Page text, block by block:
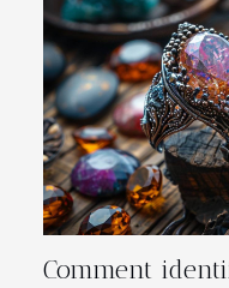
Comment